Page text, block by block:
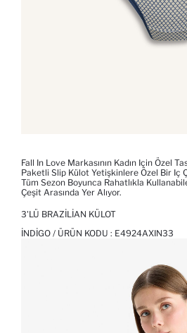
Fall In Love Markasının Kadın Için Özel
Paketli Slip Külot Yetişkinlere Özel Bir Iç
Tüm Sezon Boyunca Rahatlıkla
Çeşit Arasında Yer Alıyor.
3'LÜ BRAZILIAN KÜLOT
İNDIGO / ÜRÜN KODU : E4924AXIN33